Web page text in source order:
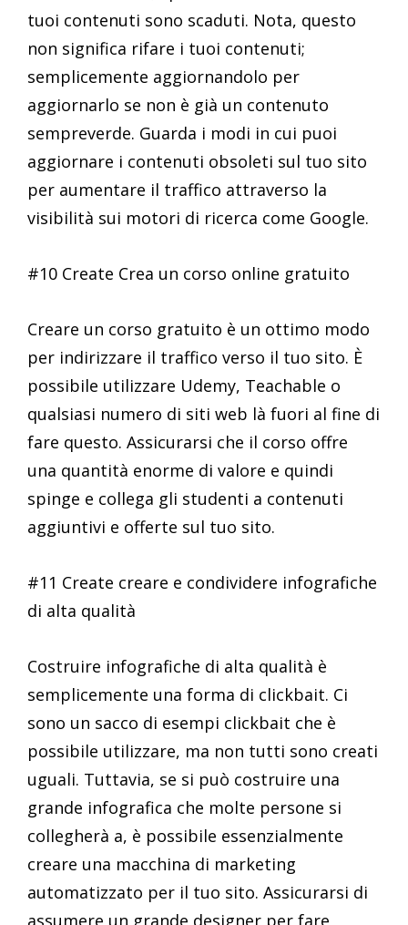
tuoi contenuti sono scaduti. Nota, questo
non significa rifare i tuoi contenuti;
semplicemente aggiornandolo per
aggiornarlo se non è già un contenuto
sempreverde. Guarda i modi in cui puoi
aggiornare i contenuti obsoleti sul tuo sito
per aumentare il traffico attraverso la
visibilità sui motori di ricerca come Google.
#10 Create Crea un corso online gratuito
Creare un corso gratuito è un ottimo modo
per indirizzare il traffico verso il tuo sito. È
possibile utilizzare Udemy, Teachable o
qualsiasi numero di siti web là fuori al fine di
fare questo. Assicurarsi che il corso offre
una quantità enorme di valore e quindi
spinge e collega gli studenti a contenuti
aggiuntivi e offerte sul tuo sito.
#11 Create creare e condividere infografiche
di alta qualità
Costruire infografiche di alta qualità è
semplicemente una forma di clickbait. Ci
sono un sacco di esempi clickbait che è
possibile utilizzare, ma non tutti sono creati
uguali. Tuttavia, se si può costruire una
grande infografica che molte persone si
collegherà a, è possibile essenzialmente
creare una macchina di marketing
automatizzato per il tuo sito. Assicurarsi di
assumere un grande designer per fare